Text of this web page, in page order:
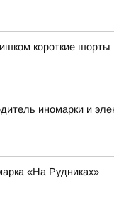
короткие шорты
иномарки и
«На Рудниках»